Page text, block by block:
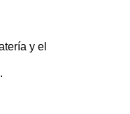
y el